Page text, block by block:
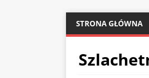
STRONA GŁÓWNA